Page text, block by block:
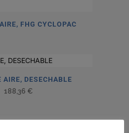
FHG CYCLOPAC
AIRE, DESECHABLE
188,36 €